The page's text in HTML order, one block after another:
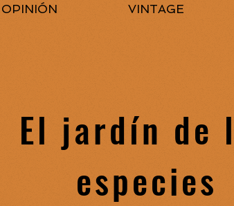
OPINIÓN VINTAGE
El jardín de
especies